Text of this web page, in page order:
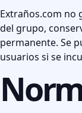
Extraños.com no
del grupo,
permanente. Se
usuarios si se